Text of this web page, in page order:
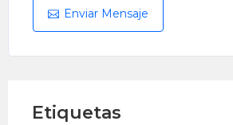
Enviar Mensaje
Etiquetas